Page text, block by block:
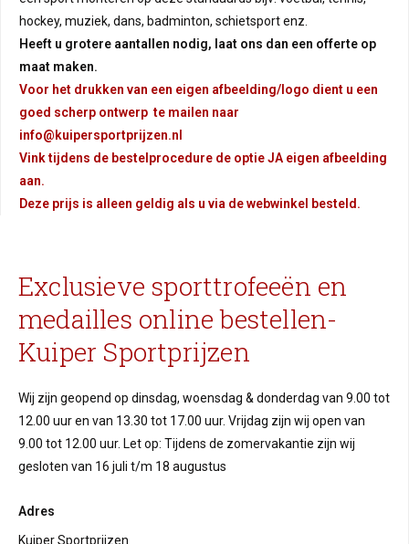
hockey, muziek, dans, badminton, schietsport enz.
Heeft u grotere aantallen nodig, laat ons dan een offerte op
maat maken.
Voor het drukken van een eigen afbeelding/logo dient u een
goed scherp ontwerp te mailen naar
info@kuipersportprijzen.nl
Vink tijdens de bestelprocedure de optie JA eigen afbeelding
aan.
Deze prijs is alleen geldig als u via de webwinkel besteld.
Exclusieve sporttrofeeën en
medailles online bestellen-
Kuiper Sportprijzen
Wij zijn geopend op dinsdag, woensdag & donderdag van 9.00 tot
12.00 uur en van 13.30 tot 17.00 uur. Vrijdag zijn wij open van
9.00 tot 12.00 uur. Let op: Tijdens de zomervakantie zijn wij
gesloten van 16 juli t/m 18 augustus
Adres
Kuiper Sportprijzen